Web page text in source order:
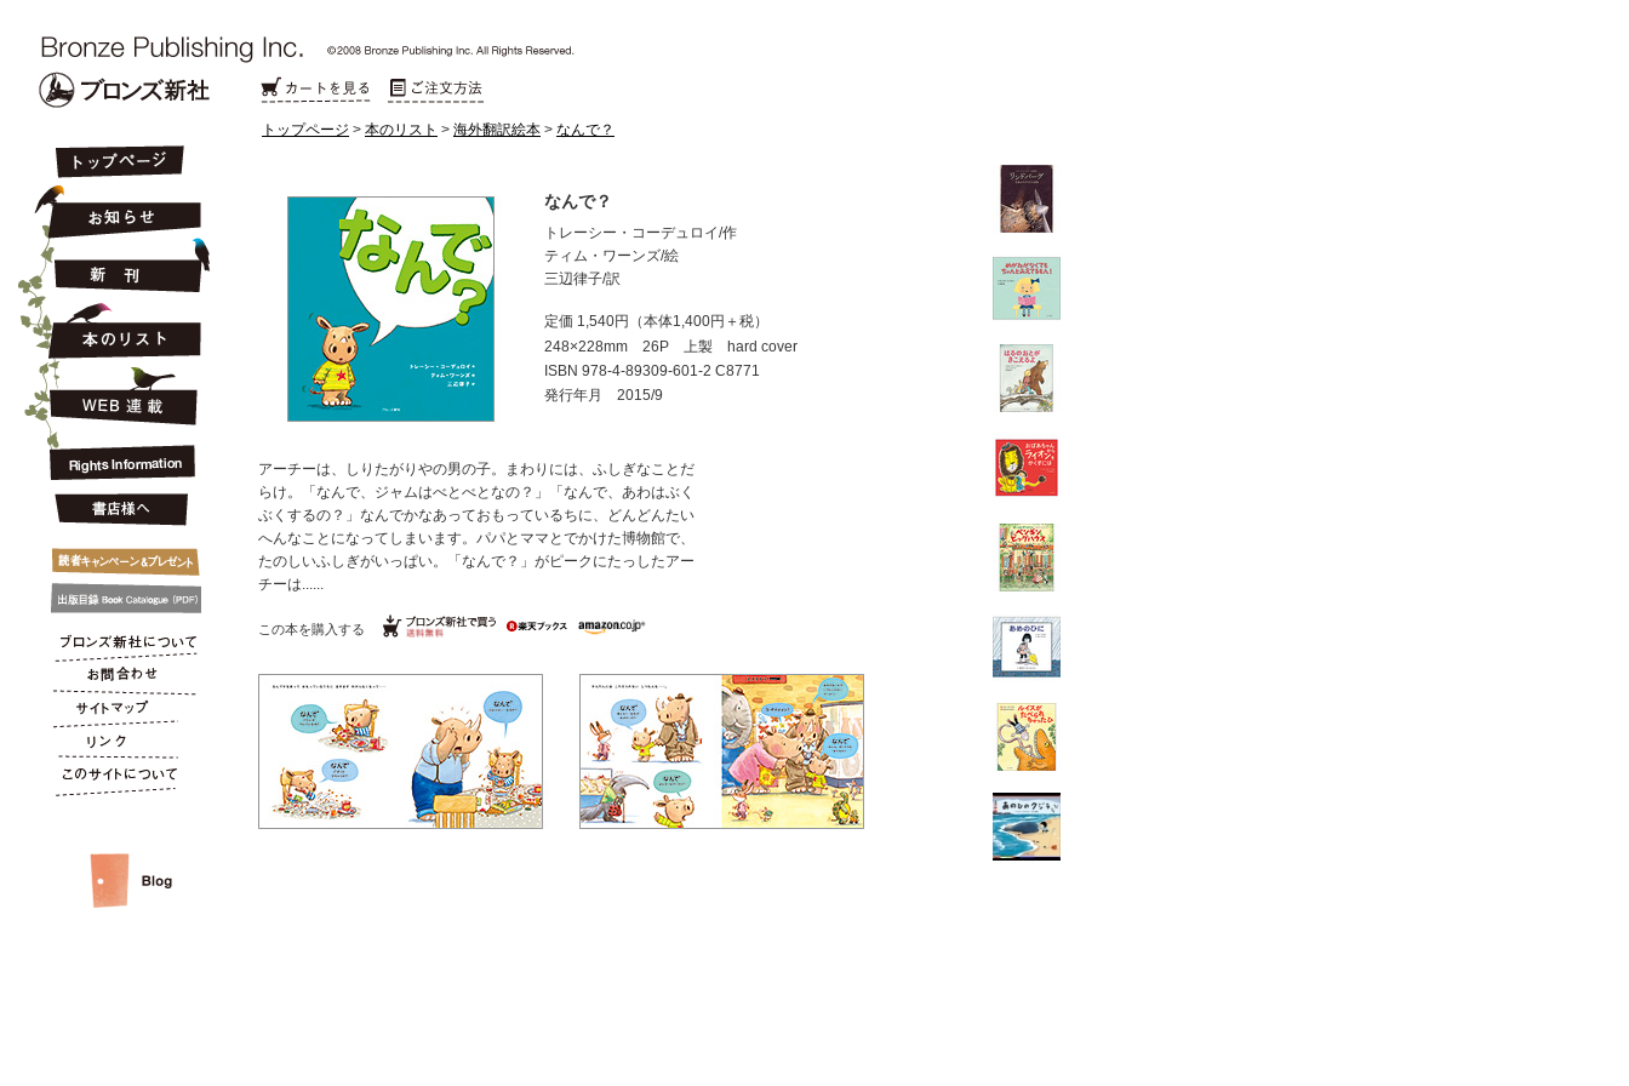
トップページ > 本のリスト > 海外翻訳絵本 > なんで？
なんで？
トレーシー・コーデュロイ/作
ティム・ワーンズ/絵
三辺律子/訳
定価 1,540円
（本体1,400円＋税）
248×228mm 26P 上製 hard cover
ISBN 978-4-89309-601-2 C8771
発行年月 2015/9
アーチーは、しりたがりやの男の子。まわりには、ふしぎなことだ
らけ。「なんで、ジャムはべとべとなの？」「なんで、あわはぶく
ぶくするの？」なんでかなあっておもっているちに、どんどんたい
へんなことになってしまいます。パパとママとでかけた博物館で、
たのしいふしぎがいっぱい。「なんで？」がピークにたっしたアー
チーは......
この本を購入する